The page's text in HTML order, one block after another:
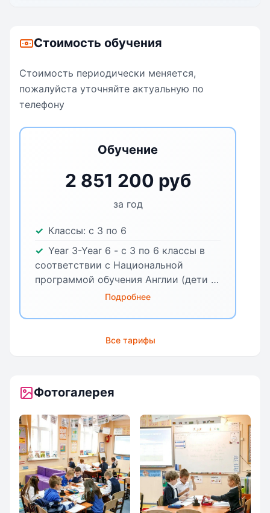
Стоимость обучения
Стоимость периодически меняется,
пожалуйста уточняйте актуальную по
телефону
Обучение
2 851 200 руб
за год
Классы: с 3 по 6
Year 3-Year 6 - с 3 по 6 классы в
соответствии с Национальной
программой обучения Англии (дети 7-
Подробнее
Все тарифы
Фотогалерея